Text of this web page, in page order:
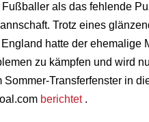
als das fehlende
Trotz eines
hatte der ehemalige
zu kämpfen und wird
Sommer-Transferfenster in
berichtet.